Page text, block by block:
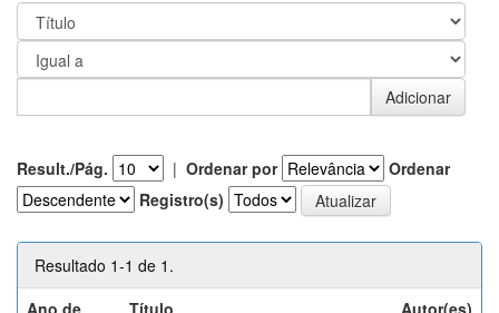
Result./Pág. | Ordenar por
Ordenar
Registro(s)
Resultado 1-1 de 1.
Ano de
Título Autor(es)